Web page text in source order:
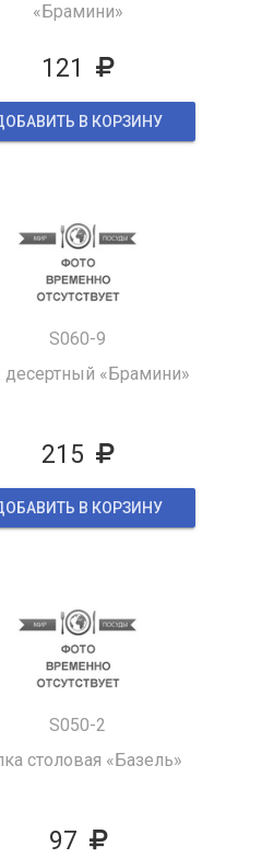
«Брамини»
121
В КОРЗИНУ
S060-9
«Брамини»
215
В КОРЗИНУ
S050-2
столовая «Базель»
97